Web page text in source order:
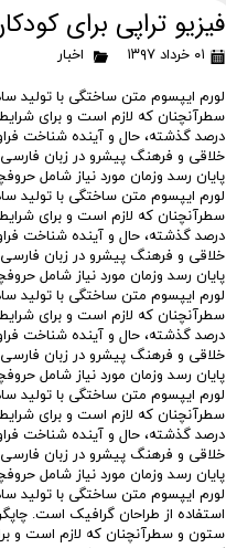
فیزیو تراپی برای
۰۱ خرداد ۱۳۹۷ اخبار
لورم ایپسوم متن ساختگی با تولید
سطرآنچنان که لازم است و برای
درصد گذشته، حال و آینده شناخت
خلاقی و فرهنگ پیشرو در زبان
پایان رسد وزمان مورد نیاز شامل
لورم ایپسوم متن ساختگی با تولید
سطرآنچنان که لازم است و برای
درصد گذشته، حال و آینده شناخت
خلاقی و فرهنگ پیشرو در زبان
پایان رسد وزمان مورد نیاز شامل
لورم ایپسوم متن ساختگی با تولید
سطرآنچنان که لازم است و برای
درصد گذشته، حال و آینده شناخت
خلاقی و فرهنگ پیشرو در زبان
پایان رسد وزمان مورد نیاز شامل
لورم ایپسوم متن ساختگی با تولید
سطرآنچنان که لازم است و برای
درصد گذشته، حال و آینده شناخت
خلاقی و فرهنگ پیشرو در زبان
پایان رسد وزمان مورد نیاز شامل
لورم ایپسوم متن ساختگی با تولید
استفاده از طراحان گرافیک است.
ستون و سطرآنچنان که لازم است و